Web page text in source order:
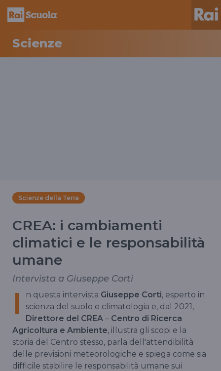
Scienze
Scienze della Terra
CREA: i cambiamenti
climatici e le responsabilità
umane
Intervista a Giuseppe Corti
I n questa intervista Giuseppe Corti, esperto in
scienza del suolo e climatologia e, dal 2021,
Direttore del CREA – Centro di Ricerca
Agricoltura e Ambiente, illustra gli scopi e la
storia del Centro stesso, parla dell'attendibilità
delle previsioni meteorologiche e spiega come sia
difficile stabilire le responsabilità umane sui